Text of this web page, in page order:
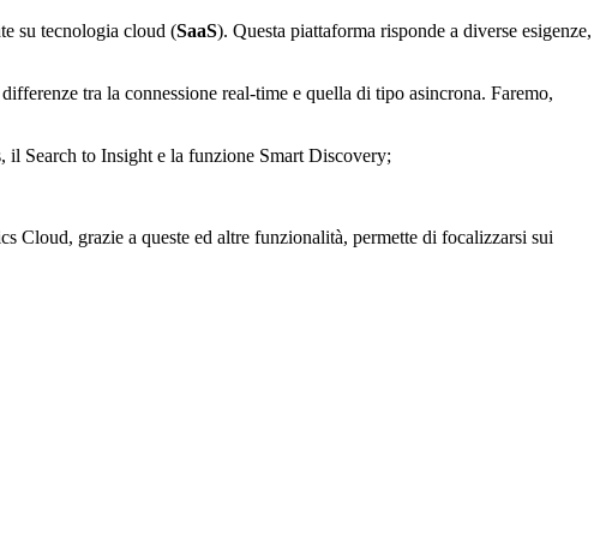
su tecnologia cloud (SaaS). Questa piattaforma risponde a diverse esigenze,
tra la connessione real-time e quella di tipo asincrona. Faremo,
il Search to Insight e la funzione Smart Discovery;
Cloud, grazie a queste ed altre funzionalità, permette di focalizzarsi sui